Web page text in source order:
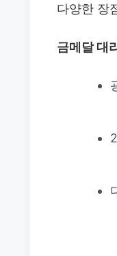
다양한 장
금메달 대